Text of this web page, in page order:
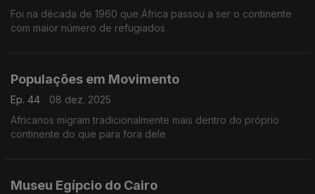
Foi na década de 1960 que África passou a ser o continente
com maior número de refugiados
Populações em Movimento
Ep. 44
08 dez. 2025
Africanos migram tradicionalmente mais dentro do próprio
continente do que para fora dele
Museu Egípcio do Cairo